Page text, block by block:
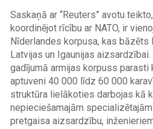
Saskaņā ar “Reuters” avotu
koordinējot rīcību ar NATO, ir
Nīderlandes korpusa, kas
Latvijas un Igaunijas
gadījumā armijas korpuss
aptuveni 40 000 līdz 60 000
struktūra lielākoties darbojas kā
nepieciešamajām
pretgaisa aizsardzību,